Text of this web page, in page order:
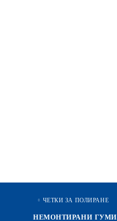
ЧЕТКИ ЗА ПОЛИРАНЕ
НЕМОНТИРАНИ ГУМИ